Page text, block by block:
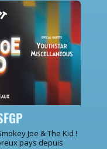
Joe & The Kid !
pays depuis